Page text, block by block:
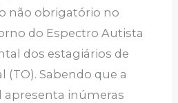
não obrigatório no
do Espectro Autista
dos estagiários de
(TO). Sabendo que a
apresenta inúmeras